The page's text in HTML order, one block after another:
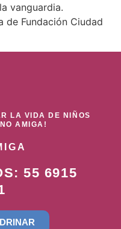
vanguardia.
de Fundación Ciudad
LA VIDA DE NIÑOS
AMIGA!
55 6915